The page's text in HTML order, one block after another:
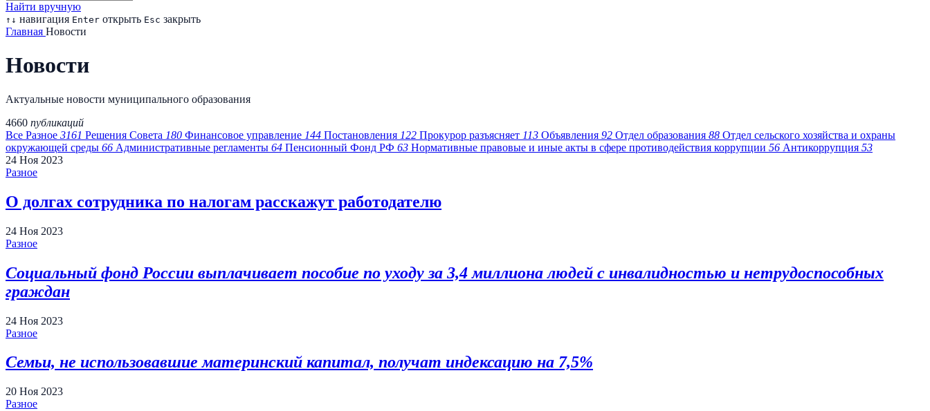
Найти вручную
↑ ↓ навигация Enter открыть Esc закрыть
Главная Новости
Новости
Актуальные новости муниципального образования
4660 публикаций
Все Разное 3161 Решения Совета 180 Финансовое управление 144 Постановления 122 Прокурор разъясняет 113 Объявления 92 Отдел образования 88 Отдел сельского хозяйства и охраны
окружающей среды 66 Административные регламенты 64 Пенсионный Фонд РФ 63 Нормативные правовые и иные акты в сфере противодействия коррупции 56 Антикоррупция 53
24 Ноя 2023
Разное
О долгах сотрудника по налогам расскажут работодателю
24 Ноя 2023
Разное
Социальный фонд России выплачивает пособие по уходу за 3,4 миллиона людей с инвалидностью и нетрудоспособных
граждан
24 Ноя 2023
Разное
Семьи, не использовавшие материнский капитал, получат индексацию на 7,5%
20 Ноя 2023
Разное